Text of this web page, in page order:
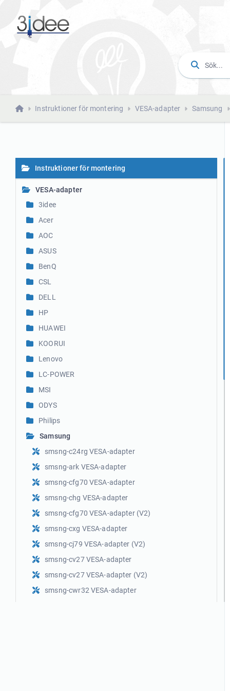
Instruktioner för montering VESA-adapter Samsung
Instruktioner för montering
VESA-adapter
3idee
Acer
AOC
ASUS
BenQ
CSL
DELL
HP
HUAWEI
KOORUI
Lenovo
LC-POWER
MSI
ODYS
Philips
Samsung
smsng-c24rg VESA-adapter
smsng-ark VESA-adapter
smsng-cfg70 VESA-adapter
smsng-chg VESA-adapter
smsng-cfg70 VESA-adapter (V2)
smsng-cxg VESA-adapter
smsng-cj79 VESA-adapter (V2)
smsng-cv27 VESA-adapter
smsng-cv27 VESA-adapter (V2)
smsng-cwr32 VESA-adapter